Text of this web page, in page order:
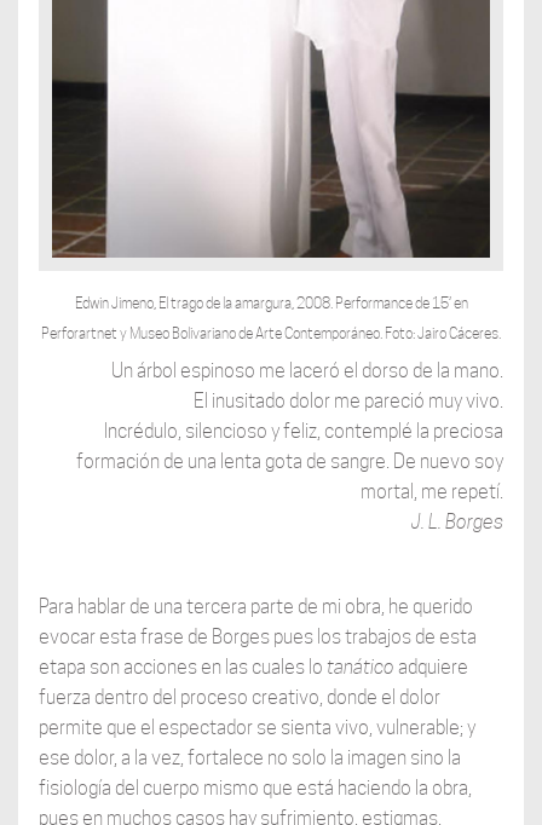
Edwin Jimeno, El trago de la amargura, 2008. Performance de 15’ en
Perforartnet y Museo Bolivariano de Arte Contemporáneo. Foto: Jairo Cáceres.
Un árbol espinoso me laceró el dorso de la mano.
El inusitado dolor me pareció muy vivo.
Incrédulo, silencioso y feliz, contemplé la preciosa
formación de una lenta gota de sangre. De nuevo soy
mortal, me repetí.
J. L. Borges
Para hablar de una tercera parte de mi obra, he querido
evocar esta frase de Borges pues los trabajos de esta
etapa son acciones en las cuales lo tanático adquiere
fuerza dentro del proceso creativo, donde el dolor
permite que el espectador se sienta vivo, vulnerable; y
ese dolor, a la vez, fortalece no solo la imagen sino la
fisiología del cuerpo mismo que está haciendo la obra,
pues en muchos casos hay sufrimiento, estigmas,